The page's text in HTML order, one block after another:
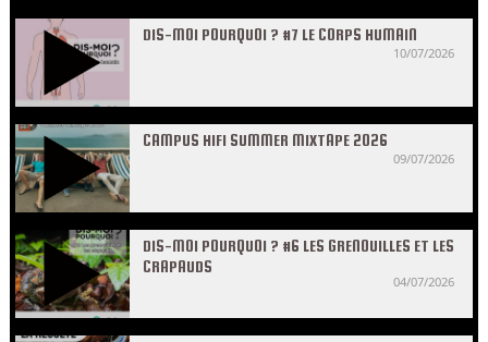
DIS-MOI POURQUOI ? #7 LE CORPS HUMAIN
10/07/2026
CAMPUS HIFI SUMMER MIXTAPE 2026
09/07/2026
DIS-MOI POURQUOI ? #6 LES GRENOUILLES ET LES
CRAPAUDS
04/07/2026